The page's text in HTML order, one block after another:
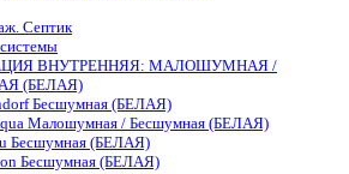
Септик
ВНУТРЕННЯЯ: МАЛОШУМНАЯ /
(БЕЛАЯ)
Бесшумная (БЕЛАЯ)
Малошумная / Бесшумная (БЕЛАЯ)
Бесшумная (БЕЛАЯ)
Бесшумная (БЕЛАЯ)